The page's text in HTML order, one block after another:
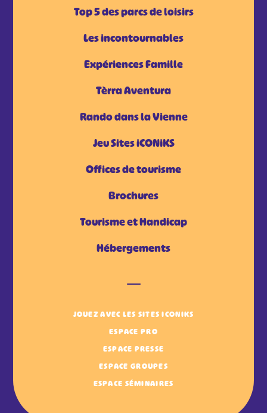
Top 5 des parcs de loisirs
Les incontournables
Expériences Famille
Tèrra Aventura
Rando dans la Vienne
Jeu Sites iCONiKS
Offices de tourisme
Brochures
Tourisme et Handicap
Hébergements
JOUEZ AVEC LES SITES ICONIKS
ESPACE PRO
ESPACE PRESSE
ESPACE GROUPES
ESPACE SÉMINAIRES